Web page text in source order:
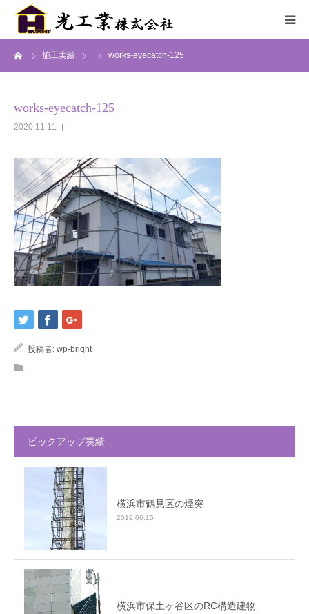
施工実績 works-eyecatch-125
works-eyecatch-125
2020.11.11
投稿者: wp-bright
ピックアップ実績
横浜市鶴見区の煙突
2019.06.15
横浜市保土ヶ谷区のRC構造建物
HOME
施工実績
採用情報
会社概要